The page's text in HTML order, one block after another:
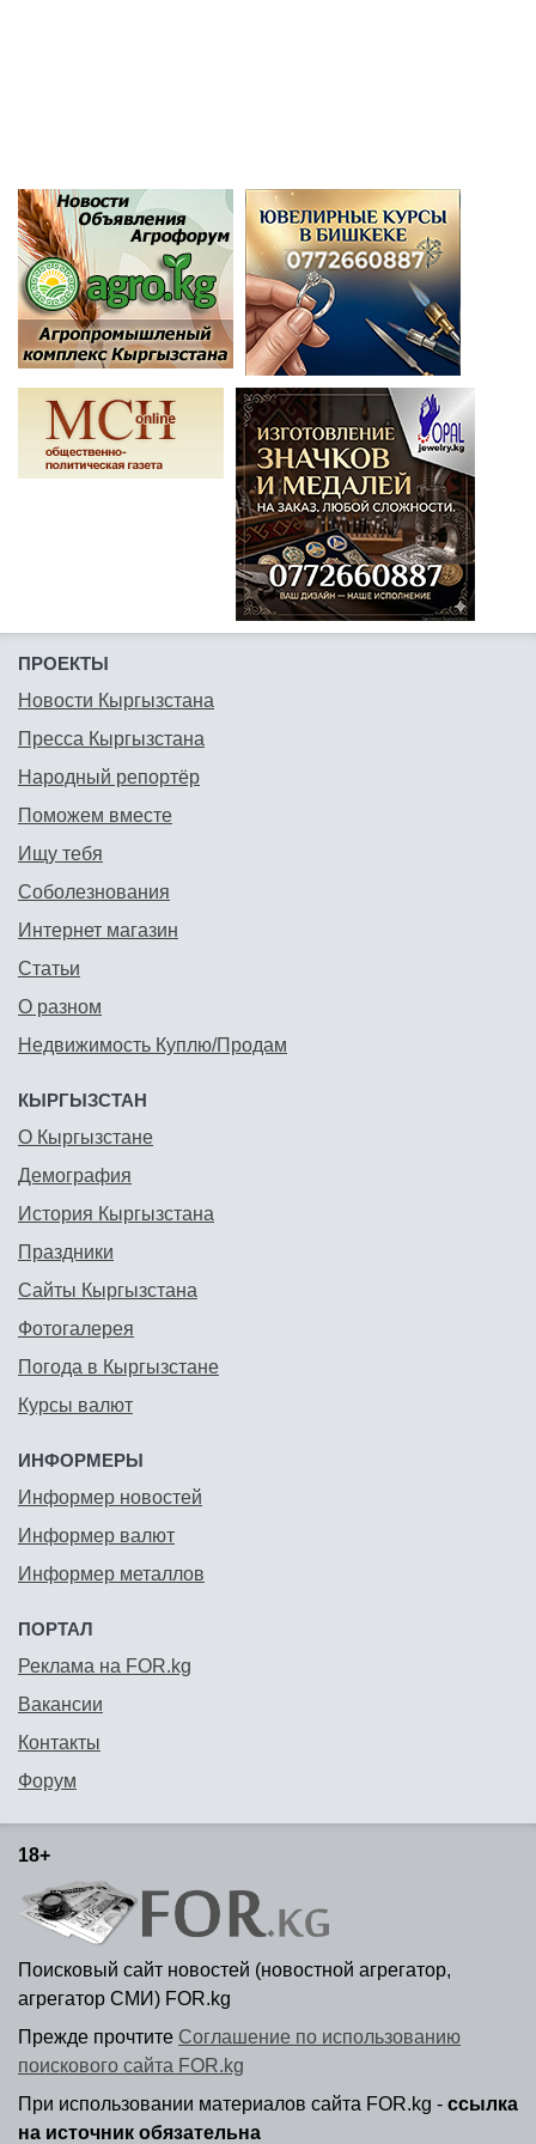
ПРОЕКТЫ
Новости Кыргызстана
Пресса Кыргызстана
Народный репортёр
Поможем вместе
Ищу тебя
Соболезнования
Интернет магазин
Статьи
О разном
Недвижимость Куплю/Продам
КЫРГЫЗСТАН
О Кыргызстане
Демография
История Кыргызстана
Праздники
Сайты Кыргызстана
Фотогалерея
Погода в Кыргызстане
Курсы валют
ИНФОРМЕРЫ
Информер новостей
Информер валют
Информер металлов
ПОРТАЛ
Реклама на FOR.kg
Вакансии
Контакты
Форум
18+
Поисковый сайт новостей (новостной агрегатор,
агрегатор СМИ) FOR.kg
Прежде прочтите Соглашение по использованию
поискового сайта FOR.kg
При использовании материалов сайта FOR.kg - ссылка
на источник обязательна